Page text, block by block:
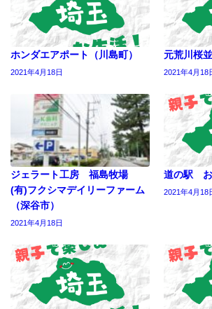
ホンダエアポート（川島町）
2021年4月18日
元荒川桜
2021年4月18
ジェラート工房 福島牧場
(有)フクシマデイリーファーム
（深谷市）
2021年4月18日
道の駅 お
2021年4月18